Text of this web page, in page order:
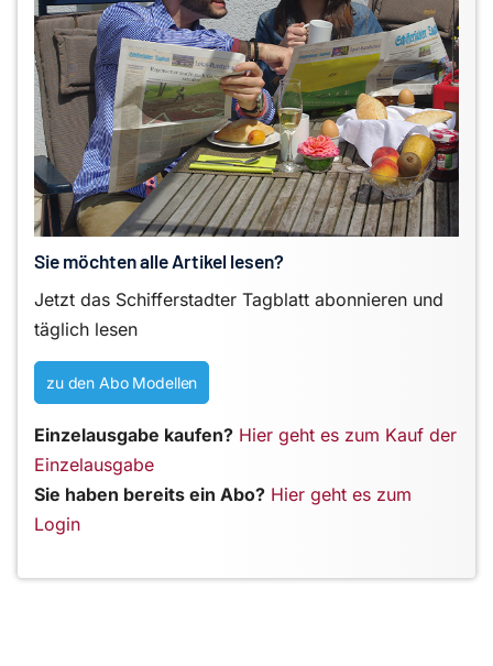
Sie möchten alle Artikel lesen?
Jetzt das Schifferstadter Tagblatt abonnieren und
täglich lesen
zu den Abo Modellen
Einzelausgabe kaufen? Hier geht es zum Kauf der
Einzelausgabe
Sie haben bereits ein Abo? Hier geht es zum
Login